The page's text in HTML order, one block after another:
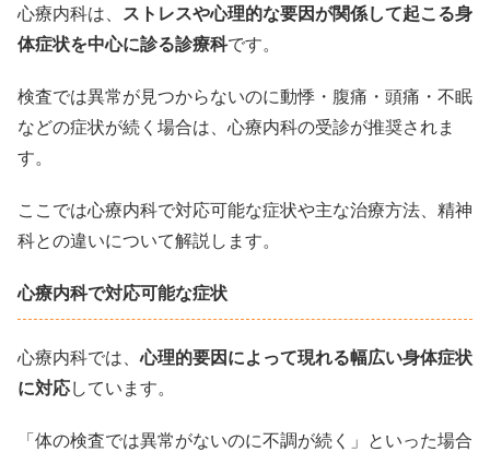
心療内科は、 ストレスや心理的な要因が関係して起こる身
体症状を中心に診る診療科です。
検査では異常が見つからないのに動悸・腹痛・頭痛・不眠
などの症状が続く場合は、心療内科の受診が推奨されま
す。
ここでは心療内科で対応可能な症状や主な治療方法、精神
科との違いについて解説します。
心療内科で対応可能な症状
心療内科では、心理的要因によって現れる幅広い身体症状
に対応しています。
「体の検査では異常がないのに不調が続く」といった場合